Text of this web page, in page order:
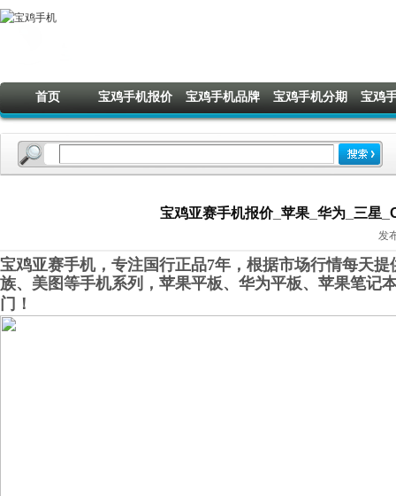
首页 宝鸡手机报价 宝鸡手机品牌 宝鸡手机分期 宝鸡
宝鸡亚赛手机报价_苹果_华为_三星
发
宝鸡亚赛手机，专注国行正品7年，根据市场行情每天
族、美图等手机系列，苹果平板、华为平板、苹果笔记
门！